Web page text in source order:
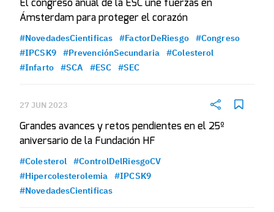
El congreso anual de la ESC une fuerzas en
Ámsterdam para proteger el corazón
#NovedadesCientificas #FactorDeRiesgo
#Congreso
#IPCSK9
#PrevenciónSecundaria
#Colesterol
#Infarto
#SCA #ESC #SEC
27 JUN 2023
Grandes avances y retos pendientes en el 25º
aniversario de la Fundación HF
#Colesterol
#ControlDelRiesgoCV
#Hipercolesterolemia
#IPCSK9
#NovedadesCientificas